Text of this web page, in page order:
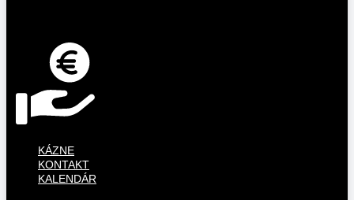
KÁZNE
KONTAKT
KALENDÁR